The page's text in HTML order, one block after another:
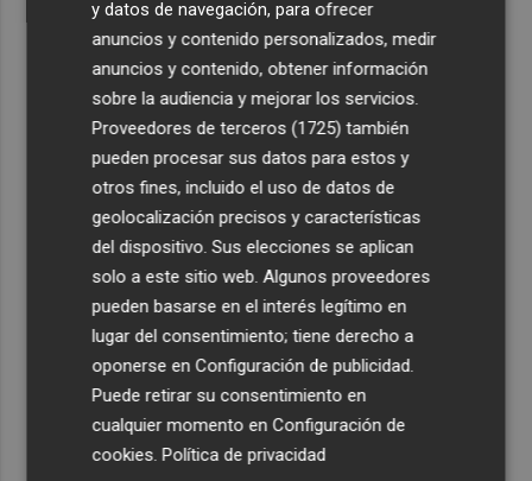
y datos de navegación, para ofrecer
anuncios y contenido personalizados, medir
anuncios y contenido, obtener información
sobre la audiencia y mejorar los servicios.
Proveedores de terceros (1725) también
pueden procesar sus datos para estos y
otros fines, incluido el uso de datos de
geolocalización precisos y características
del dispositivo. Sus elecciones se aplican
solo a este sitio web. Algunos proveedores
pueden basarse en el interés legítimo en
lugar del consentimiento; tiene derecho a
oponerse enConfiguración de publicidad
Puede retirar su consentimiento en
cualquier momento enConfiguración de
cookies .Política de privacidad